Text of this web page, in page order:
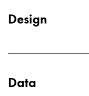
Design
Data